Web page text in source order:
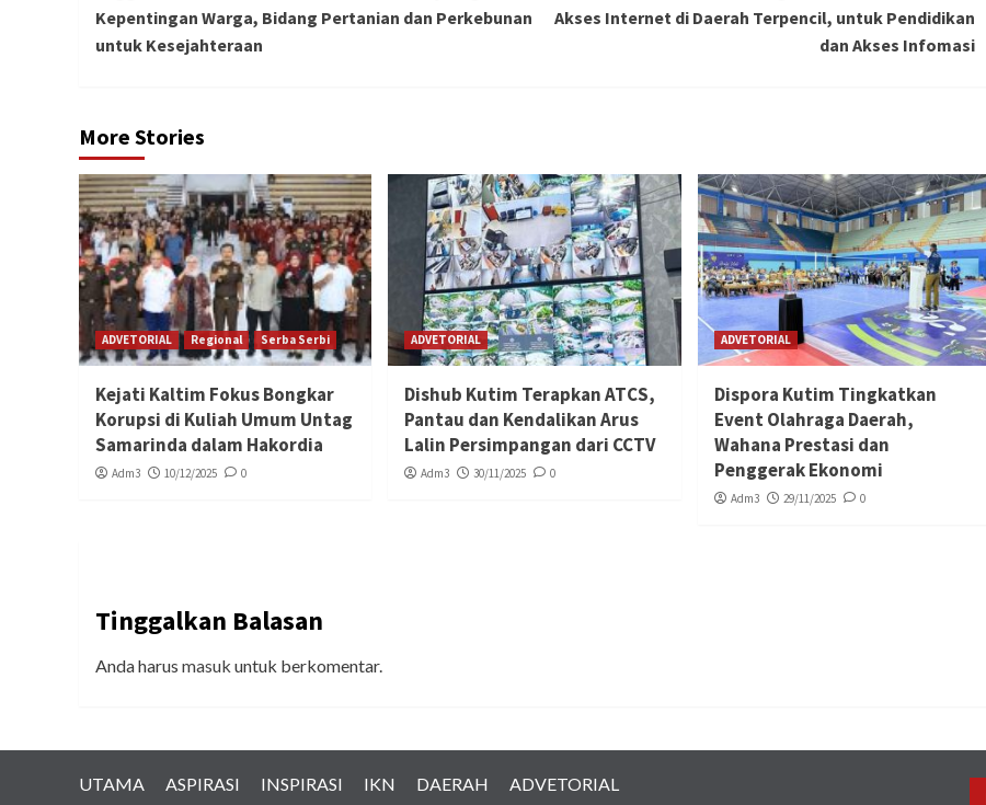
Kepentingan Warga, Bidang Pertanian dan Perkebunan
untuk Kesejahteraan
Akses Internet di Daerah Terpencil, untuk Pendidikan
dan Akses Infomasi
More Stories
ADVETORIAL Regional Serba Serbi
Kejati Kaltim Fokus Bongkar
Korupsi di Kuliah Umum Untag
Samarinda dalam Hakordia
Adm3 10/12/2025 0
ADVETORIAL
Dishub Kutim Terapkan ATCS,
Pantau dan Kendalikan Arus
Lalin Persimpangan dari CCTV
Adm3 30/11/2025 0
ADVETORIAL
Dispora Kutim Tingkatkan
Event Olahraga Daerah,
Wahana Prestasi dan
Penggerak Ekonomi
Adm3 29/11/2025 0
Tinggalkan Balasan
Anda harus masuk untuk berkomentar.
UTAMA ASPIRASI INSPIRASI IKN DAERAH
ADVETORIAL